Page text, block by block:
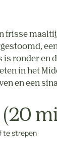
frisse
is ronder en
in het
en een
te strepen